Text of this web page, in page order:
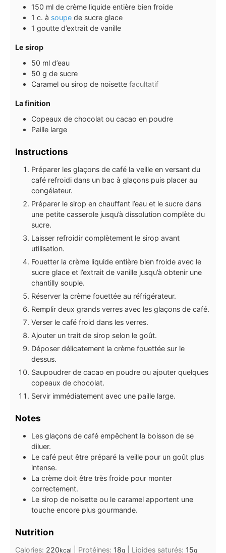
150 ml de crème liquide entière bien froide
1 c. à soupe de sucre glace
1 goutte d’extrait de vanille
Le sirop
50 ml d’eau
50 g de sucre
Caramel ou sirop de noisette facultatif
La finition
Copeaux de chocolat ou cacao en poudre
Paille large
Instructions
Préparer les glaçons de café la veille en versant du
café refroidi dans un bac à glaçons puis placer au
congélateur.
Préparer le sirop en chauffant l’eau et le sucre dans
une petite casserole jusqu’à dissolution complète du
sucre.
Laisser refroidir complètement le sirop avant
utilisation.
Fouetter la crème liquide entière bien froide avec le
sucre glace et l’extrait de vanille jusqu’à obtenir une
chantilly souple.
Réserver la crème fouettée au réfrigérateur.
Remplir deux grands verres avec les glaçons de café.
Verser le café froid dans les verres.
Ajouter un trait de sirop selon le goût.
Déposer délicatement la crème fouettée sur le
dessus.
Saupoudrer de cacao en poudre ou ajouter quelques
copeaux de chocolat.
Servir immédiatement avec une paille large.
Notes
Les glaçons de café empêchent la boisson de se
diluer.
Le café peut être préparé la veille pour un goût plus
intense.
La crème doit être très froide pour monter
correctement.
Le sirop de noisette ou le caramel apportent une
touche encore plus gourmande.
Nutrition
Calories: 220kcal Protéines: 18g Lipides saturés: 15g